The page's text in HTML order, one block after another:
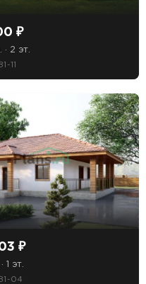
₽
· 2 эт.
11
₽
1 эт.
04